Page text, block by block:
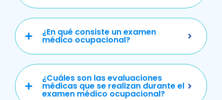
¿En qué consiste un examen
médico ocupacional?
¿Cuáles son las evaluaciones
médicas que se realizan durante el
examen médico ocupacional?